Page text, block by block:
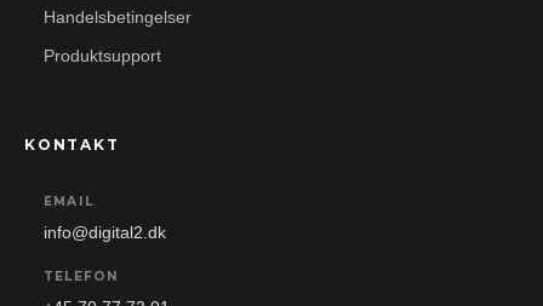
Handelsbetingelser
Produktsupport
KONTAKT
EMAIL
info@digital2.dk
TELEFON